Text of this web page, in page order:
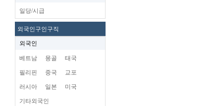
일당/시급
외국인구인구직
외국인
베트남 몽골 태국
필리핀 중국 교포
러시아 일본 미국
기타외국인